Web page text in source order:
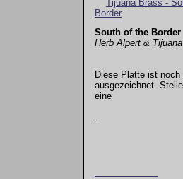
South of the Border
Herb Alpert &
Diese Platte ist noch
ausgezeichnet.
eine
.